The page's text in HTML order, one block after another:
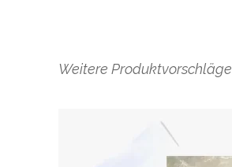
Weitere Produktvorschläge